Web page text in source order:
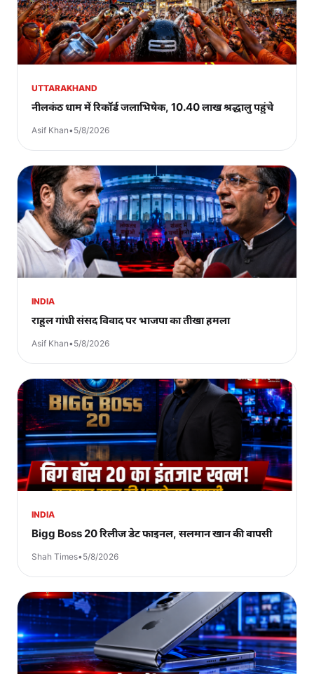
UTTARAKHAND
नीलकंठ धाम में रिकॉर्ड जलाभिषेक, 10.40 लाख श्रद्धालु पहुंचे
Asif Khan•5/8/2026
INDIA
राहुल गांधी संसद विवाद पर भाजपा का तीखा हमला
Asif Khan•5/8/2026
INDIA
Bigg Boss 20 रिलीज डेट फाइनल, सलमान खान की वापसी
Shah Times•5/8/2026